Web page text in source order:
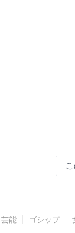
芸能 ゴシップ